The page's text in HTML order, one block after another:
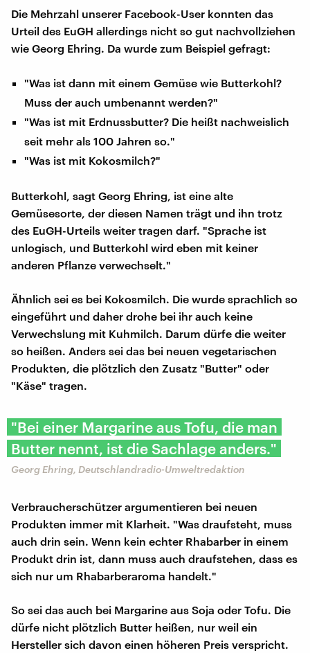
Die Mehrzahl unserer Facebook-User konnten das
Urteil des EuGH allerdings nicht so gut nachvollziehen
wie Georg Ehring. Da wurde zum Beispiel gefragt:
"Was ist dann mit einem Gemüse wie Butterkohl?
Muss der auch umbenannt werden?"
"Was ist mit Erdnussbutter? Die heißt nachweislich
seit mehr als 100 Jahren so."
"Was ist mit Kokosmilch?"
Butterkohl, sagt Georg Ehring, ist eine alte
Gemüsesorte, der diesen Namen trägt und ihn trotz
des EuGH-Urteils weiter tragen darf. "Sprache ist
unlogisch, und Butterkohl wird eben mit keiner
anderen Pflanze verwechselt."
Ähnlich sei es bei Kokosmilch. Die wurde sprachlich so
eingeführt und daher drohe bei ihr auch keine
Verwechslung mit Kuhmilch. Darum dürfe die weiter
so heißen. Anders sei das bei neuen vegetarischen
Produkten, die plötzlich den Zusatz "Butter" oder
"Käse" tragen.
"Bei einer Margarine aus Tofu, die man
Butter nennt, ist die Sachlage anders."
Georg Ehring, Deutschlandradio-Umweltredaktion
Verbraucherschützer argumentieren bei neuen
Produkten immer mit Klarheit. "Was draufsteht, muss
auch drin sein. Wenn kein echter Rhabarber in einem
Produkt drin ist, dann muss auch draufstehen, dass es
sich nur um Rhabarberaroma handelt."
So sei das auch bei Margarine aus Soja oder Tofu. Die
dürfe nicht plötzlich Butter heißen, nur weil ein
Hersteller sich davon einen höheren Preis verspricht.